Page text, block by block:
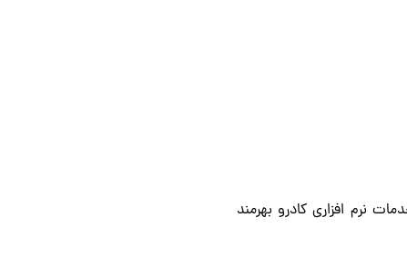
نرم افزاری کادرو بهرمند